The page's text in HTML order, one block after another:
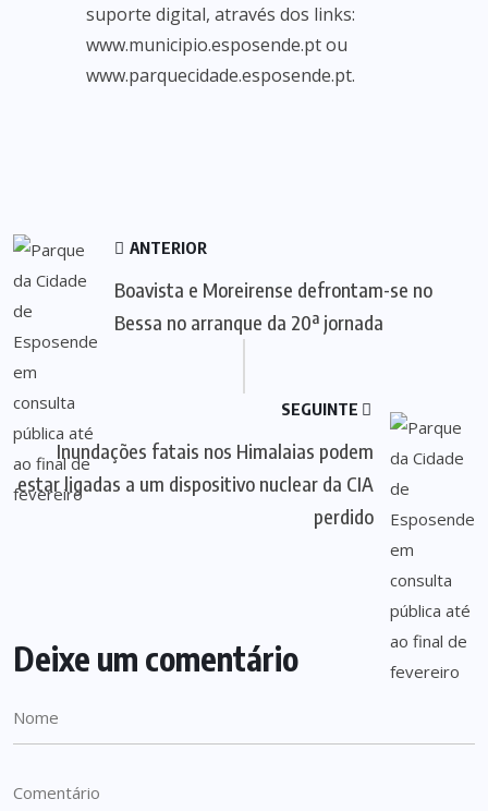
suporte digital, através dos links:
www.municipio.esposende.pt ou
www.parquecidade.esposende.pt.
ANTERIOR
Boavista e Moreirense defrontam-se no
Bessa no arranque da 20ª jornada
SEGUINTE
Inundações fatais nos Himalaias podem
estar ligadas a um dispositivo nuclear da CIA
perdido
Deixe um comentário